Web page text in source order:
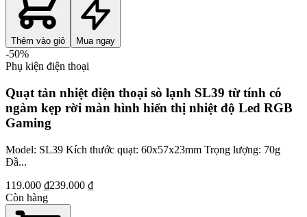
Thêm vào giỏ Mua ngay
-50%
Phụ kiện điện thoại
Quạt tản nhiệt điện thoại sò lạnh SL39 từ tính có
ngàm kẹp rời màn hình hiển thị nhiệt độ Led RGB
Gaming
Model: SL39 Kích thước quạt: 60x57x23mm Trọng lượng: 70g
Đầ...
119.000 ₫239.000 ₫
Còn hàng